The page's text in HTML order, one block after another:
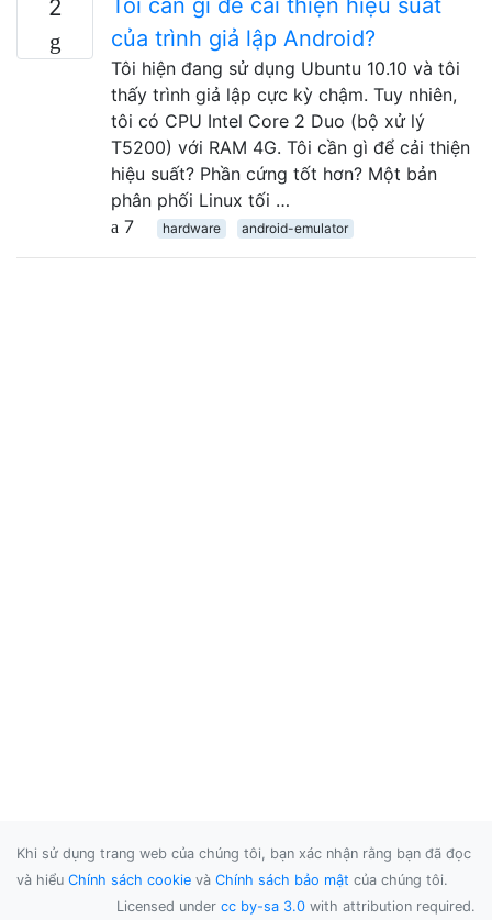
2
của trình giả lập Android?
Tôi hiện đang sử dụng Ubuntu 10.10 và tôi
thấy trình giả lập cực kỳ chậm. Tuy nhiên,
tôi có CPU Intel Core 2 Duo (bộ xử lý
T5200) với RAM 4G. Tôi cần gì để cải thiện
hiệu suất? Phần cứng tốt hơn? Một bản
phân phối Linux tối …
7
hardware android-emulator
Khi sử dụng trang web của chúng tôi, bạn xác nhận rằng bạn đã đọc
và hiểu Chính sách cookie và Chính sách bảo mật của chúng tôi.
Licensed under cc by-sa 3.0 with attribution required.